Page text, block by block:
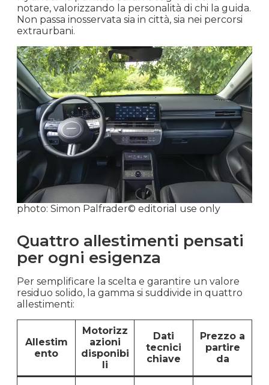
notare, valorizzando la personalità di chi la guida.
Non passa inosservata sia in città, sia nei percorsi
extraurbani.
photo: Simon Palfrader© editorial use only
Quattro allestimenti pensati
per ogni esigenza
Per semplificare la scelta e garantire un valore
residuo solido, la gamma si suddivide in quattro
allestimenti:
Allestim
ento
Motorizz
azioni
disponibi
li
Dati
tecnici
chiave
Prezzo a
partire
da